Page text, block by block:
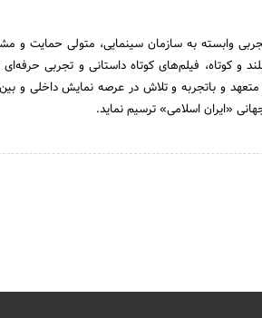
وابسته به سازمان سینمایی، متولی حمایت و
و کوتاه، فیلم‌های کوتاه داستانی و تجربی
و باتجربه و تلاش در عرصه نمایش داخلی و
«ایران اسلامی» ترسیم نماید.